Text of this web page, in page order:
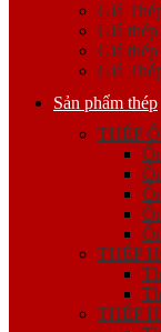
Giá
Giá
Giá
Giá
Sản phẩm thép
THÉP
THÉP
THÉP